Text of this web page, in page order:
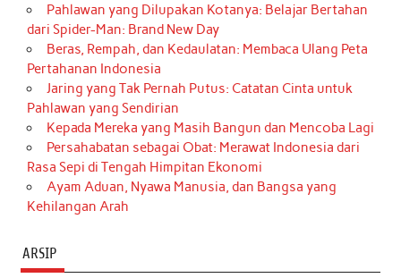
Pahlawan yang Dilupakan Kotanya: Belajar Bertahan
dari Spider-Man: Brand New Day
Beras, Rempah, dan Kedaulatan: Membaca Ulang Peta
Pertahanan Indonesia
Jaring yang Tak Pernah Putus: Catatan Cinta untuk
Pahlawan yang Sendirian
Kepada Mereka yang Masih Bangun dan Mencoba Lagi
Persahabatan sebagai Obat: Merawat Indonesia dari
Rasa Sepi di Tengah Himpitan Ekonomi
Ayam Aduan, Nyawa Manusia, dan Bangsa yang
Kehilangan Arah
ARSIP